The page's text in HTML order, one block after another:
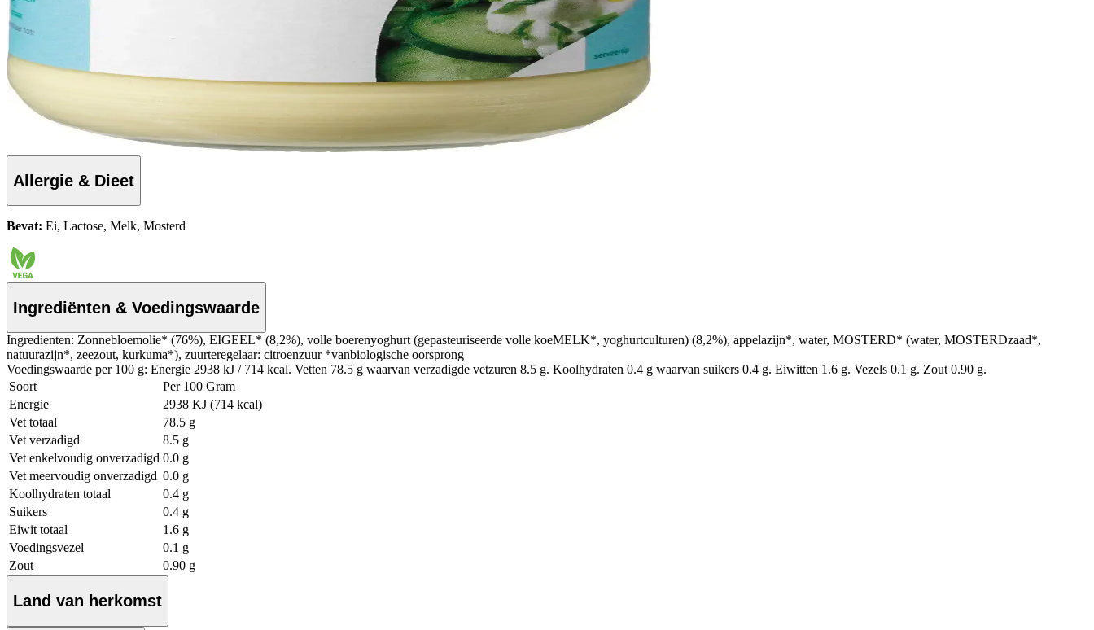
Allergie & Dieet
Bevat: Ei, Lactose, Melk, Mosterd
Ingrediënten & Voedingswaarde
Ingredienten: Zonnebloemolie* (76%), EIGEEL* (8,2%), volle boerenyoghurt (gepasteuriseerde volle koeMELK*, yoghurtculturen) (8,2%), appelazijn*, water, MOSTERD* (water, MOSTERDzaad*,
natuurazijn*, zeezout, kurkuma*), zuurteregelaar: citroenzuur *vanbiologische oorsprong
Voedingswaarde per 100 g: Energie 2938 kJ / 714 kcal. Vetten 78.5 g waarvan verzadigde vetzuren 8.5 g. Koolhydraten 0.4 g waarvan suikers 0.4 g. Eiwitten 1.6 g. Vezels 0.1 g. Zout 0.90 g.
Soort
Per 100 Gram
Energie
2938 KJ (714 kcal)
Vet totaal
78.5 g
Vet verzadigd
8.5 g
Vet enkelvoudig onverzadigd 0.0 g
Vet meervoudig onverzadigd 0.0 g
Koolhydraten totaal
0.4 g
Suikers
0.4 g
Eiwit totaal
1.6 g
Voedingsvezel
0.1 g
Zout
0.90 g
Land van herkomst